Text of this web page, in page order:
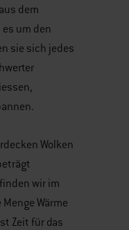
dem
um den
sie sich jedes
Wolken
wir im
Wärme
Zeit für das